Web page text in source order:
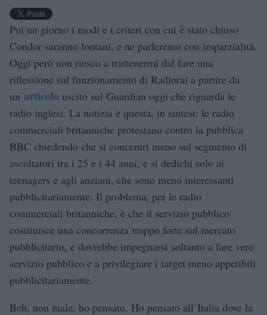
Poi un giorno i modi e i criteri con cui è stato chiuso
Condor saranno lontani, e ne parleremo con imparzialità.
Oggi però non riesco a trattenermi dal fare una
riflessione sul funzionamento di Radiorai a partire da
un articolo uscito sul Guardian oggi che riguarda le
radio inglesi. La notizia è questa, in sintesi: le radio
commerciali britanniche protestano contro la pubblica
BBC chiedendo che si concentri meno sul segmento di
ascoltatori tra i 25 e i 44 anni, e si dedichi solo ai
teenagers e agli anziani, che sono meno interessanti
pubblicitariamente. Il problema, per le radio
commerciali britanniche, è che il servizio pubblico
costituisce una concorrenza troppo forte sul mercato
pubblicitario, e dovrebbe impegnarsi soltanto a fare vero
servizio pubblico e a privilegiare i target meno appetibili
pubblicitariamente.
Beh, non male, ho pensato. Ho pensato all’Italia dove la